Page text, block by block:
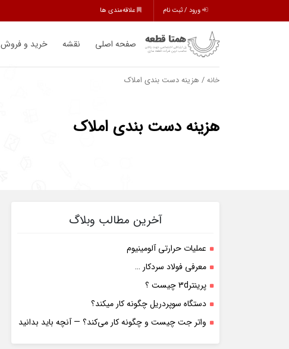
ورود / ثبت نام علاقه‌مندی ها
صفحه اصلی نقشه خرید و فروش
خانه / هزینه دست بندی املاک
هزینه دست بندی املاک
آخرین مطالب وبلاگ
عملیات حرارتی آلومینیوم
معرفی فولاد سردکار …
پرینتر3d چیست ؟
دستگاه سوپردریل چگونه کار میکند؟
واتر جت چیست و چگونه کار می‌کند؟ — آنچه باید بدانید